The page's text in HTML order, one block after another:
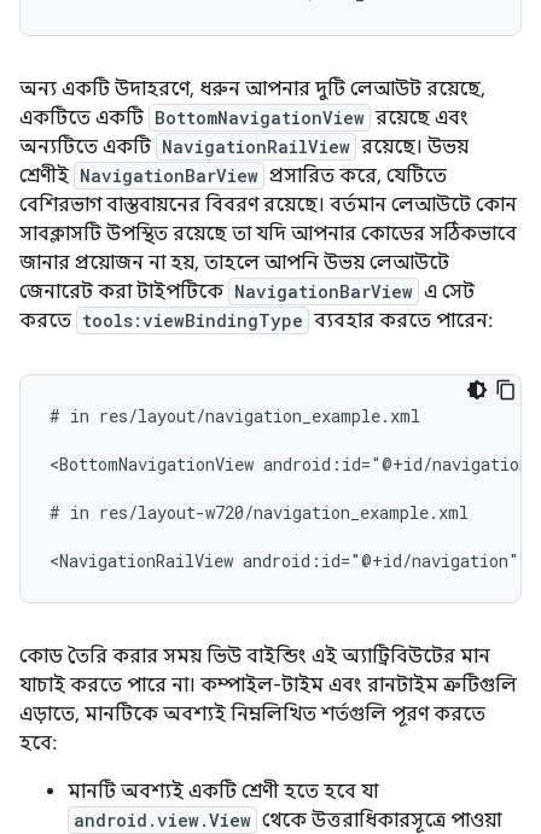
অন্য একটি উদাহরণে, ধরুন আপনার দুটি লেআউট রয়েছে,
একটিতে একটি BottomNavigationView রয়েছে এবং
অন্যটিতে একটি NavigationRailView রয়েছে। উভয়
শ্রেণীই NavigationBarView প্রসারিত করে, যেটিতে
বেশিরভাগ বাস্তবায়নের বিবরণ রয়েছে। বর্তমান লেআউটে কোন
সাবক্লাসটি উপস্থিত রয়েছে তা যদি আপনার কোডের সঠিকভাবে
জানার প্রয়োজন না হয়, তাহলে আপনি উভয় লেআউটে
জেনারেট করা টাইপটিকে NavigationBarView এ সেট
করতে tools:viewBindingType ব্যবহার করতে পারেন:
# in res/layout/navigation_example.xml
<BottomNavigationView android:id="@+id/navigation"
# in res/layout-w720/navigation_example.xml
<NavigationRailView android:id="@+id/navigation"
কোড তৈরি করার সময় ভিউ বাইন্ডিং এই অ্যাট্রিবিউটের মান
যাচাই করতে পারে না। কম্পাইল-টাইম এবং রানটাইম ত্রুটিগুলি
এড়াতে, মানটিকে অবশ্যই নিম্নলিখিত শর্তগুলি পূরণ করতে
হবে:
মানটি অবশ্যই একটি শ্রেণী হতে হবে যা
android.view.View থেকে উত্তরাধিকারসূত্রে পাওয়া